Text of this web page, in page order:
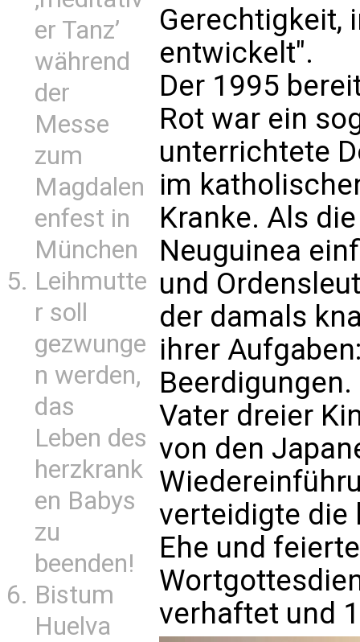
er Tanz’
während
der
Messe
zum
Magdalen
enfest in
München
Leihmutte
r soll
gezwunge
n werden,
das
Leben des
herzkrank
en Babys
zu
beenden!
Bistum
Huelva
Gerechtigkeit,
entwickelt".
Der 1995
Rot war ein
unterrichtete
im
Kranke. Als
Neuguinea
und
der damals
ihrer
Vater dreier
von den
verteidigte die
Ehe und
verhaftet und